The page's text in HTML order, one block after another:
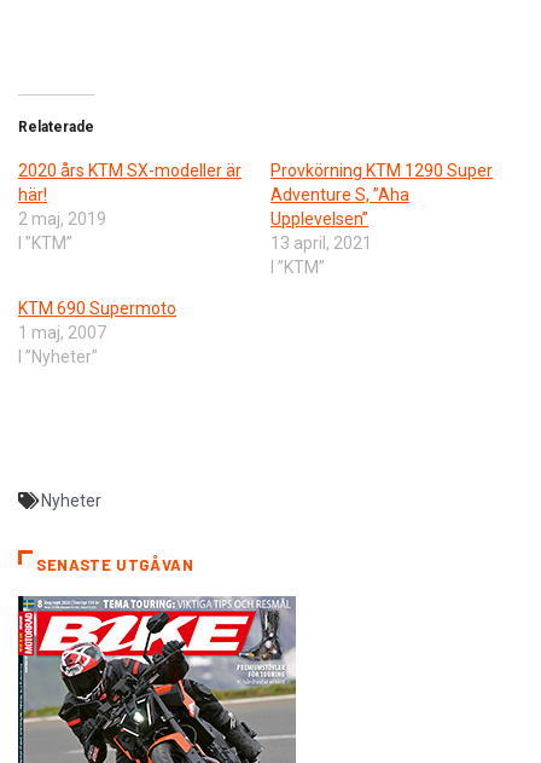
Relaterade
2020 års KTM SX-modeller är
här!
2 maj, 2019
I ”KTM”
Provkörning KTM 1290 Super
Adventure S, ”Aha
Upplevelsen”
13 april, 2021
I ”KTM”
KTM 690 Supermoto
1 maj, 2007
I ”Nyheter”
Nyheter
SENASTE UTGÅVAN